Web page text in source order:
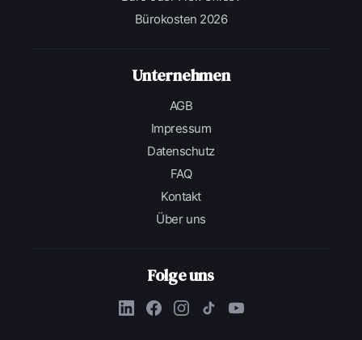
Bürokosten 2026
Unternehmen
AGB
Impressum
Datenschutz
FAQ
Kontakt
Über uns
Folge uns